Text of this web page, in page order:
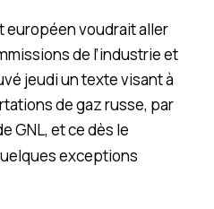
européen voudrait aller
de l’industrie et
jeudi un texte visant à
de gaz russe, par
GNL, et ce dès le
exceptions